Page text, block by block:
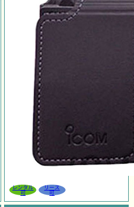
レンタル
可
リース
可